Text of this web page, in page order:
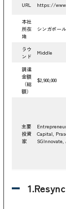
URL https://
本社
所在
地
シンガポール
ラウ
ンド
Middle
調達
金額
（総
額）
$2,900,000
主要
投資
家
Capital,
1.Resync